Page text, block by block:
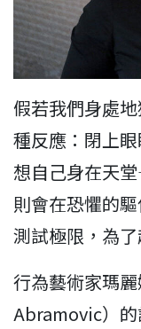
假若我們身處
種反應：閉上
想自己身在天
則會在恐懼的
測試極限，為了
行為藝術家瑪
Abramovic）的